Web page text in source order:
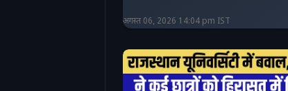
अगस्त 06, 2026 14:04 pm IST